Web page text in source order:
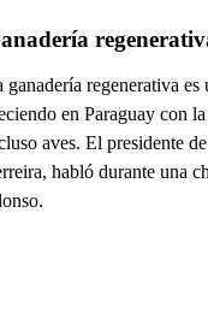
ganadería regenerativa
en Paraguay con
aves. El presidente
habló durante una